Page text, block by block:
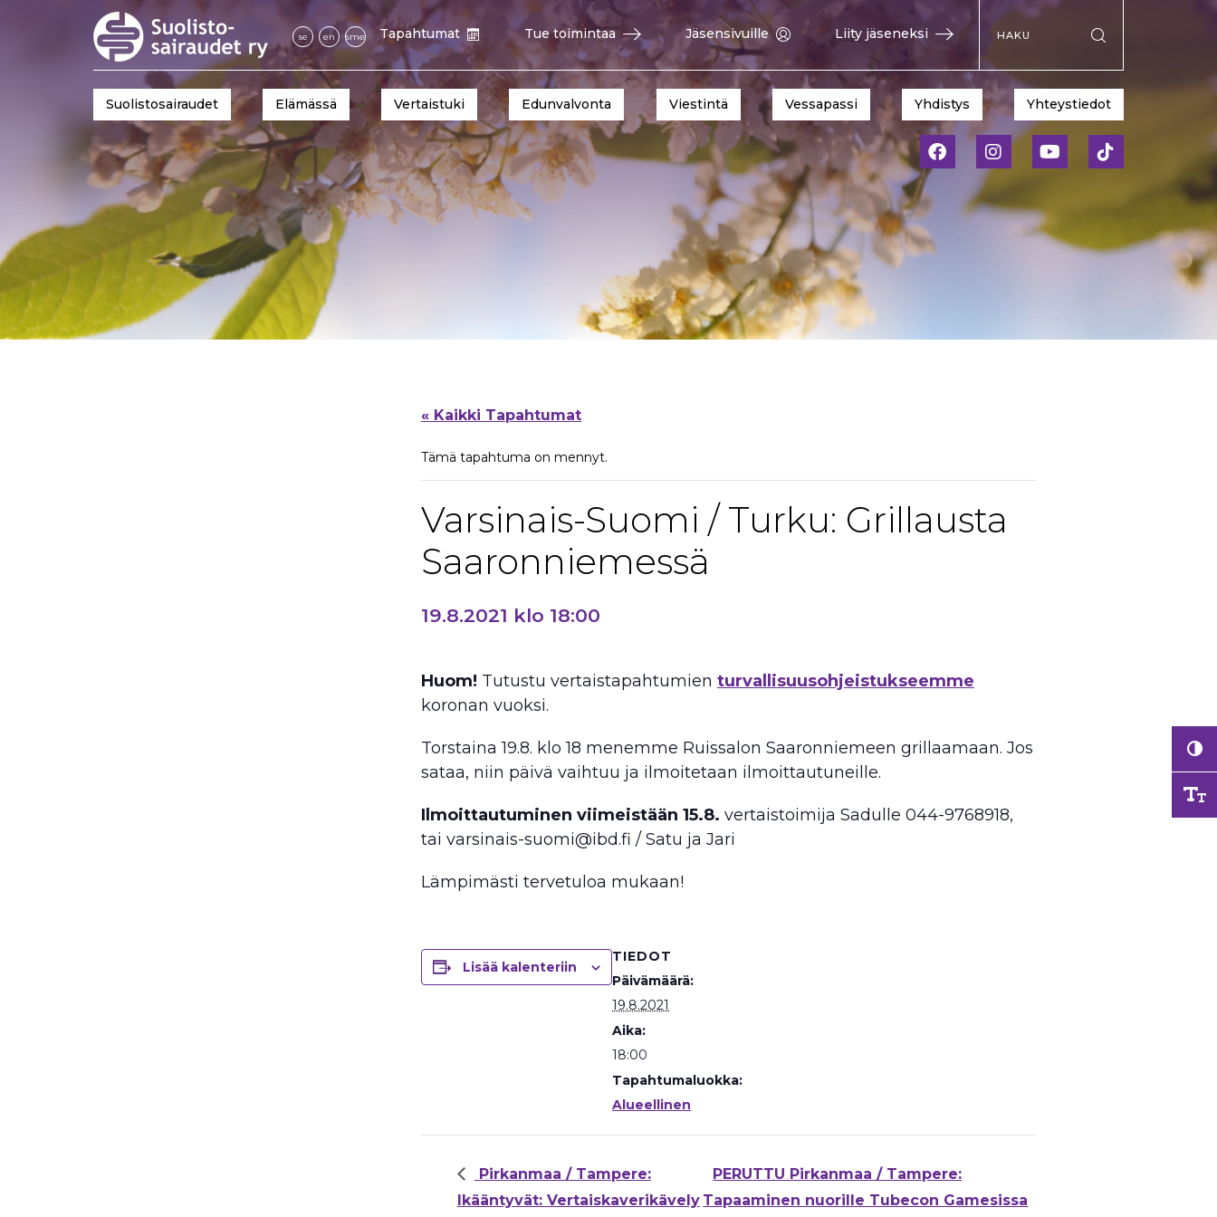
se en sme Tapahtumat Tue toimintaa Jäsensivuille Liity jäseneksi
Hae sivustolta
Suolistosairaudet Elämässä Vertaistuki Edunvalvonta Viestintä Vessapassi Yhdistys Yhteystiedot
« Kaikki Tapahtumat
Tämä tapahtuma on mennyt.
Varsinais-Suomi / Turku: Grillausta
Saaronniemessä
19.8.2021 klo 18:00
Huom! Tutustu vertaistapahtumien turvallisuusohjeistukseemme
koronan vuoksi.
Torstaina 19.8. klo 18 menemme Ruissalon Saaronniemeen grillaamaan. Jos
sataa, niin päivä vaihtuu ja ilmoitetaan ilmoittautuneille.
Ilmoittautuminen viimeistään 15.8. vertaistoimija Sadulle 044-9768918,
tai varsinais-suomi@ibd.fi / Satu ja Jari
Lämpimästi tervetuloa mukaan!
Lisää kalenteriin
TIEDOT
Päivämäärä:
19.8.2021
Aika:
18:00
Tapahtumaluokka:
Alueellinen
Pirkanmaa / Tampere:
Ikääntyvät: Vertaiskaverikävely
PERUTTU Pirkanmaa / Tampere:
Tapaaminen nuorille Tubecon Gamesissa